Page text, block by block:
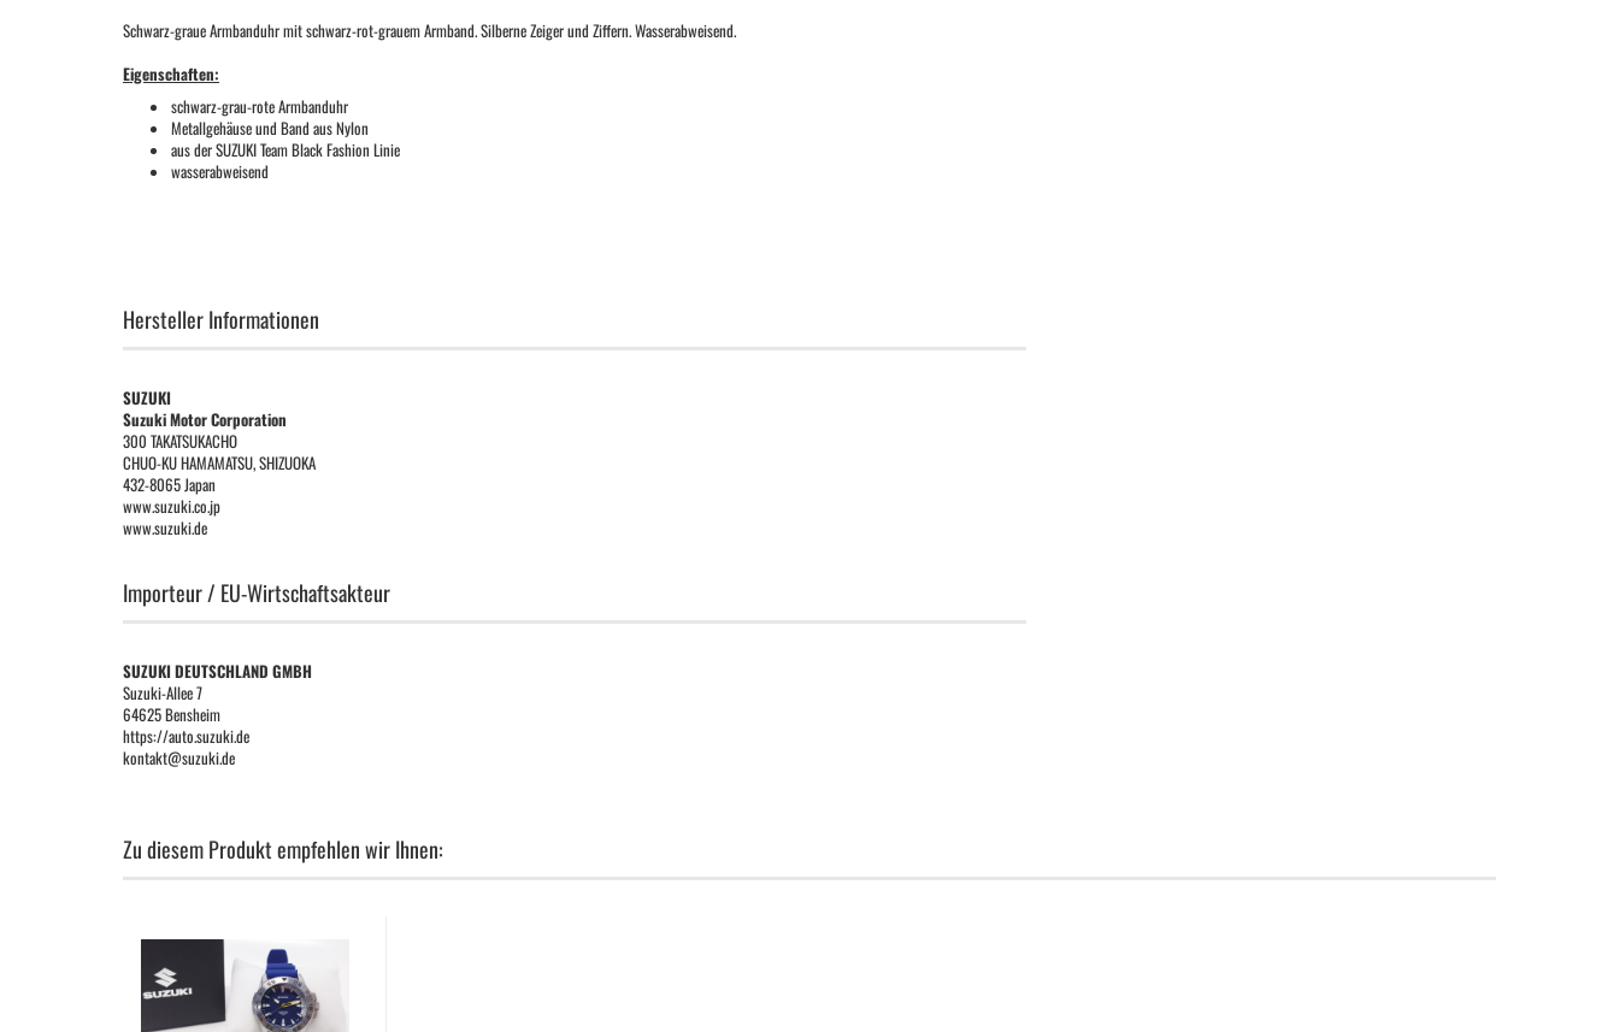
Schwarz-graue Armbanduhr mit schwarz-rot-grauem Armband. Silberne Zeiger und Ziffern. Wasserabweisend.
Eigenschaften:
schwarz-grau-rote Armbanduhr
Metallgehäuse und Band aus Nylon
aus der SUZUKI Team Black Fashion Linie
wasserabweisend
Hersteller Informationen
SUZUKI
Suzuki Motor Corporation
300 TAKATSUKACHO
CHUO-KU HAMAMATSU, SHIZUOKA
432-8065 Japan
www.suzuki.co.jp
www.suzuki.de
Importeur / EU-Wirtschaftsakteur
SUZUKI DEUTSCHLAND GMBH
Suzuki-Allee 7
64625 Bensheim
https://auto.suzuki.de
kontakt@suzuki.de
Zu diesem Produkt empfehlen wir Ihnen: